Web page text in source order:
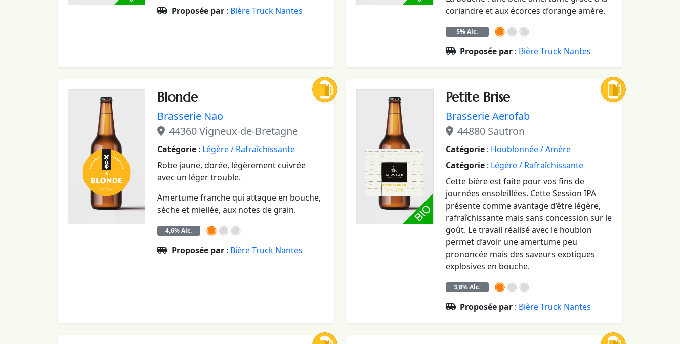
Proposée par: Bière Truck Nantes
coriandre et aux écorces d’orange amère.
5% Alc.
Proposée par: Bière Truck Nantes
Blonde
Brasserie Nao
44360 Vigneux-de-Bretagne
Catégorie: Légère / Rafraîchissante
Robe jaune, dorée, légèrement cuivrée
avec un léger trouble.
Amertume franche qui attaque en bouche,
sèche et miellée, aux notes de grain.
4,6% Alc.
Proposée par: Bière Truck Nantes
Petite Brise
Brasserie Aerofab
44880 Sautron
Catégorie: Houblonnée / Amère
Catégorie: Légère / Rafraîchissante
Cette bière est faite pour vos fins de
journées ensoleillées. Cette Session IPA
présente comme avantage d’être légère,
rafraîchissante mais sans concession sur le
goût. Le travail réalisé avec le houblon
permet d’avoir une amertume peu
prononcée mais des saveurs exotiques
explosives en bouche.
3,8% Alc.
Proposée par: Bière Truck Nantes